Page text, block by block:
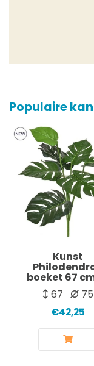
Populaire
Kunst
boeket 67
67
75
€42,25